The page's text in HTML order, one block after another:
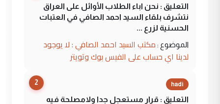
التعليق : نحن اباء الطلاب الأوائل على العراق
نتشرف بلقاء السيد احمد الصافي في العتبات
الحسنية لزرع ...
الموضوع : مكتب السيد احمد الصافي : لا يوجود
لدينا اي حساب على الفيس بوك وتويتر
2 hadi
التعليق : قرار مستعجل جدا ولامصلحة فيه